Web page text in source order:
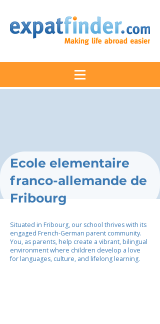
Ecole elementaire
franco-allemande de
Fribourg
Situated in Fribourg, our school thrives with its
engaged French-German parent community.
You, as parents, help create a vibrant, bilingual
environment where children develop a love
for languages, culture, and lifelong learning.